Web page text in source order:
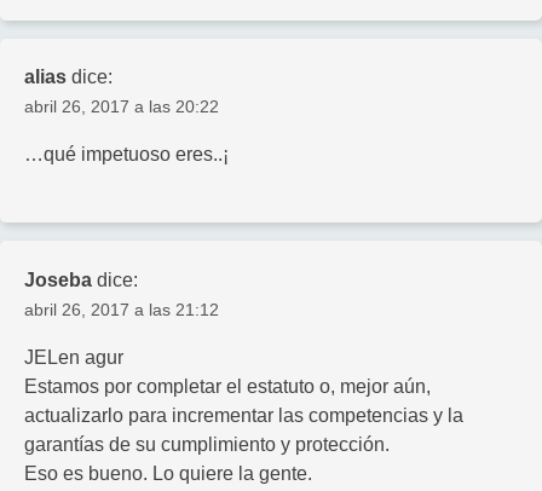
alias dice:
abril 26, 2017 a las 20:22
…qué impetuoso eres..¡
Joseba dice:
abril 26, 2017 a las 21:12
JELen agur
Estamos por completar el estatuto o, mejor aún,
actualizarlo para incrementar las competencias y la
garantías de su cumplimiento y protección.
Eso es bueno. Lo quiere la gente.